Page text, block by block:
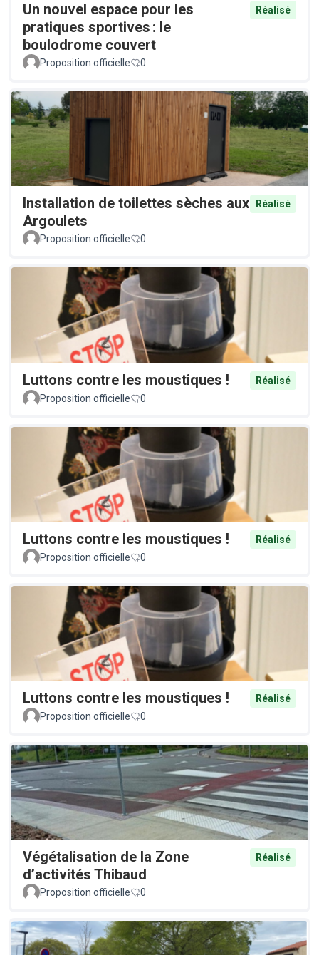
Un nouvel espace pour les
pratiques sportives : le
boulodrome couvert
Réalisé
Proposition officielle 0
Installation de toilettes sèches aux
Argoulets
Réalisé
Proposition officielle 0
Luttons contre les moustiques !
Réalisé
Proposition officielle
0
Luttons contre les moustiques !
Réalisé
Proposition officielle
0
Luttons contre les moustiques !
Réalisé
Proposition officielle
0
Végétalisation de la Zone
d’activités Thibaud
Réalisé
Proposition officielle 0